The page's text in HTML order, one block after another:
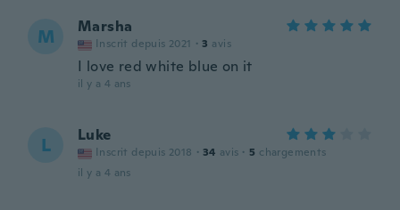
M Marsha
Inscrit depuis 2021 · 3 avis
I love red white blue on it
il y a 4 ans
L Luke
Inscrit depuis 2018 · 34 avis · 5 chargements
il y a 4 ans